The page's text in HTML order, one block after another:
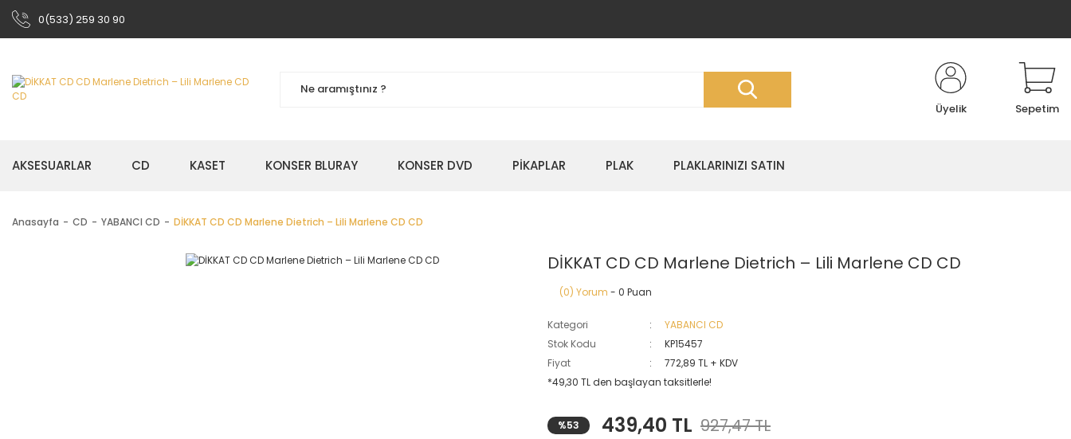
0(533) 259 30 90
Üyelik Sepetim
AKSESUARLAR CD KASET KONSER BLURAY KONSER DVD PİKAPLAR PLAK PLAKLARINIZI SATIN
Anasayfa CD YABANCI CD DİKKAT CD CD Marlene Dietrich ‎– Lili Marlene CD CD
DİKKAT CD CD Marlene Dietrich ‎– Lili Marlene CD CD
(0) Yorum - 0 Puan
Kategori
YABANCI CD
Stok Kodu
KP15457
Fiyat
772,89 TL + KDV
*49,30 TL den başlayan taksitlerle!
%53 439,40 TL 927,47 TL